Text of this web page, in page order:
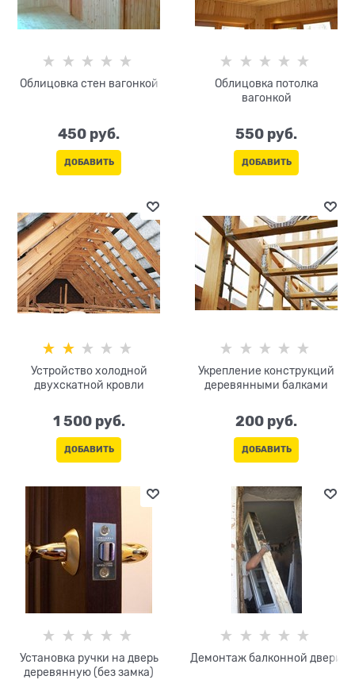
Облицовка стен вагонкой
450 руб.
ДОБАВИТЬ
Облицовка потолка
вагонкой
550 руб.
ДОБАВИТЬ
Устройство холодной
двухскатной кровли
1 500 руб.
ДОБАВИТЬ
Укрепление конструкций
деревянными балками
200 руб.
ДОБАВИТЬ
Установка ручки на дверь
деревянную (без замка)
Демонтаж балконной двери